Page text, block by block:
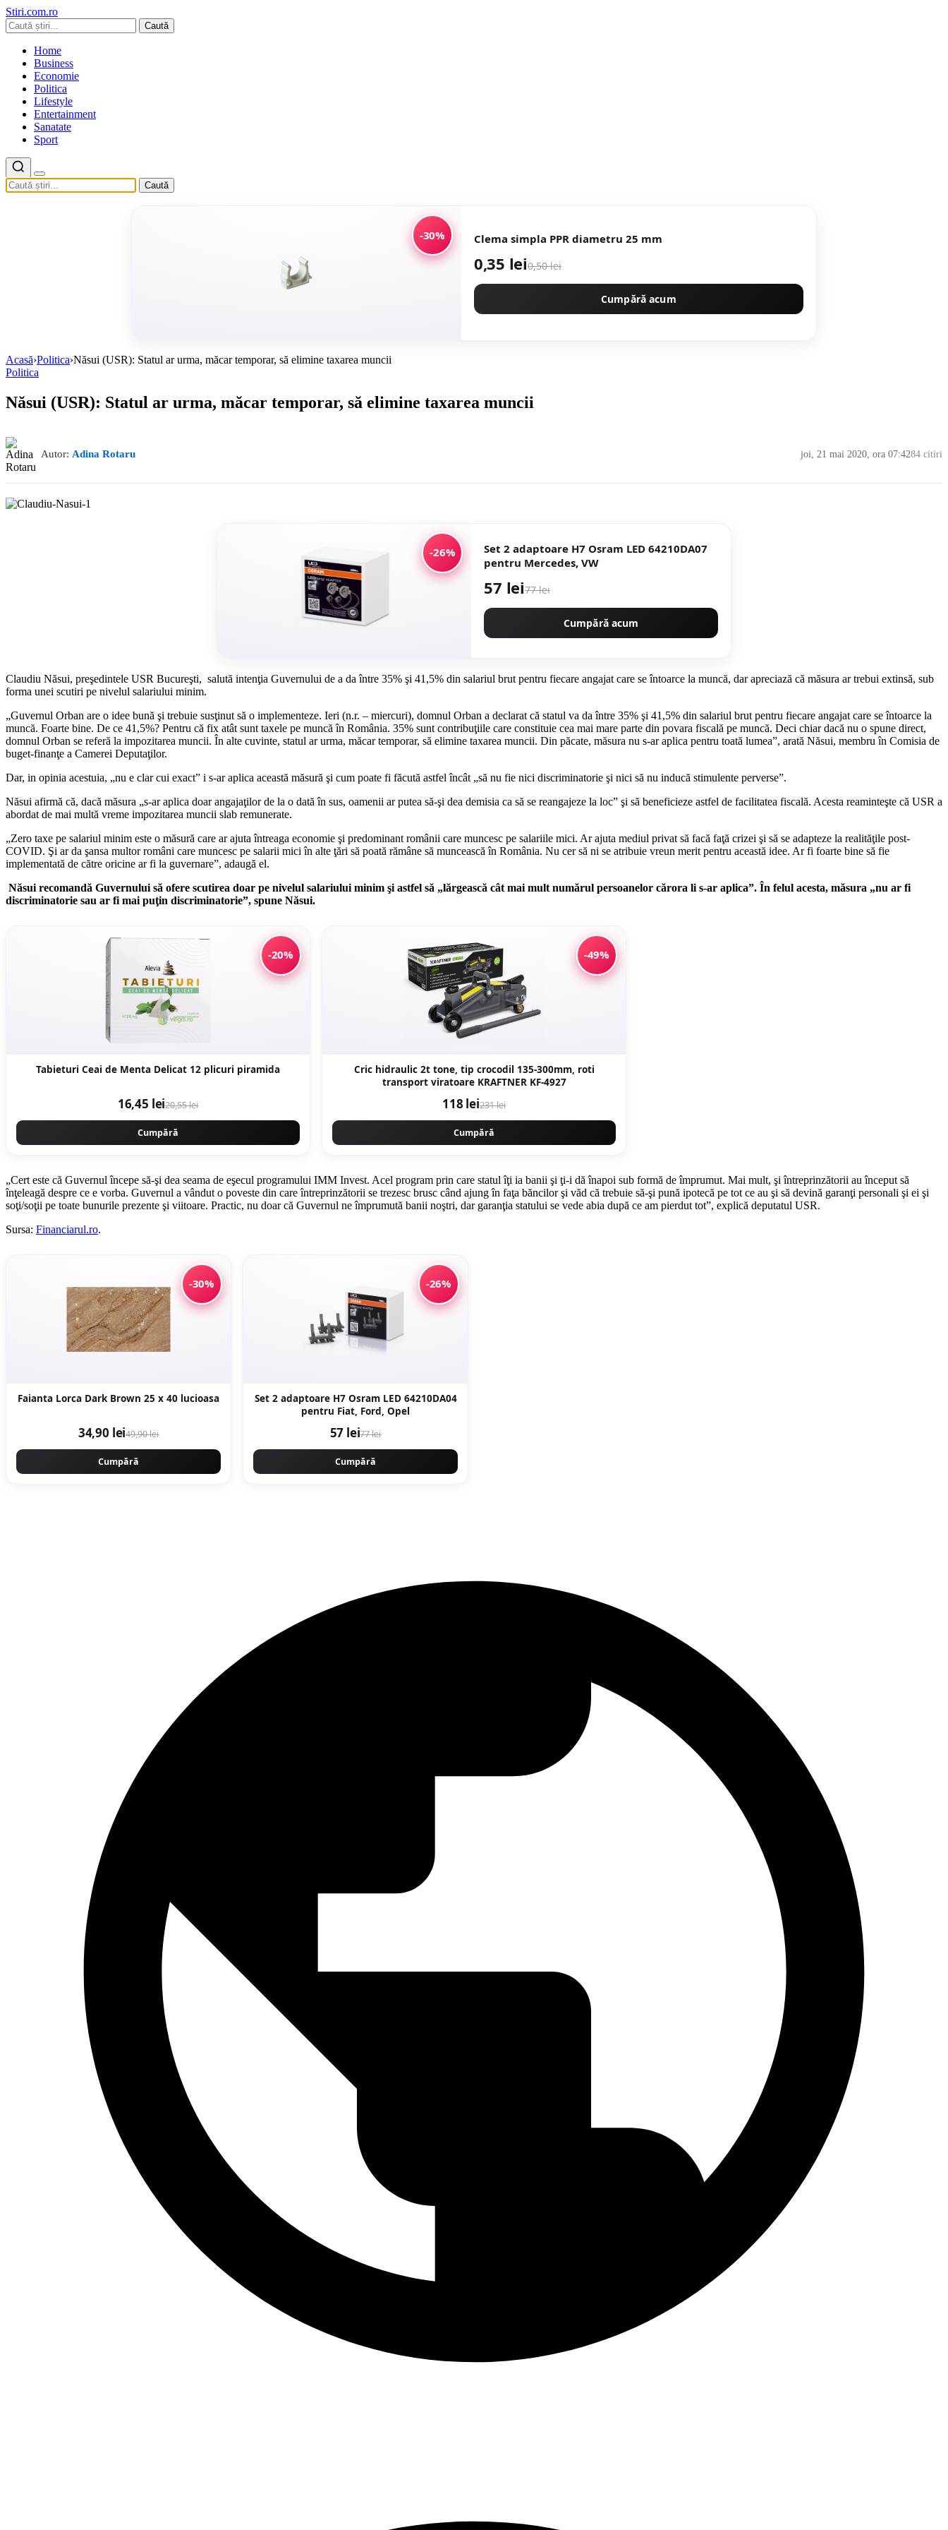
Stiri.com.ro
Caută
Home
Business
Economie
Politica
Lifestyle
Entertainment
Sanatate
Sport
Caută
-30% Clema simpla PPR diametru 25 mm
0,35 lei0,50 lei
Cumpără acum
Acasă›Politica›Năsui (USR): Statul ar urma, măcar temporar, să elimine taxarea muncii
Politica
Năsui (USR): Statul ar urma, măcar temporar, să elimine taxarea muncii
Autor: Adina Rotaru joi, 21 mai 2020, ora 07:4284 citiri
-26%
Set 2 adaptoare H7 Osram LED 64210DA07
pentru Mercedes, VW
57 lei77 lei
Cumpără acum
Claudiu Năsui, preşedintele USR Bucureşti, salută intenţia Guvernului de a da între 35% şi 41,5% din salariul brut pentru fiecare angajat care se întoarce la muncă, dar apreciază că măsura ar trebui extinsă, sub
forma unei scutiri pe nivelul salariului minim.
„Guvernul Orban are o idee bună şi trebuie susţinut să o implementeze. Ieri (n.r. – miercuri), domnul Orban a declarat că statul va da între 35% şi 41,5% din salariul brut pentru fiecare angajat care se întoarce la
muncă. Foarte bine. De ce 41,5%? Pentru că fix atât sunt taxele pe muncă în România. 35% sunt contribuţiile care constituie cea mai mare parte din povara fiscală pe muncă. Deci chiar dacă nu o spune direct,
domnul Orban se referă la impozitarea muncii. În alte cuvinte, statul ar urma, măcar temporar, să elimine taxarea muncii. Din păcate, măsura nu s-ar aplica pentru toată lumea”, arată Năsui, membru în Comisia de
buget-finanţe a Camerei Deputaţilor.
Dar, in opinia acestuia, „nu e clar cui exact” i s-ar aplica această măsură şi cum poate fi făcută astfel încât „să nu fie nici discriminatorie şi nici să nu inducă stimulente perverse”.
Năsui afirmă că, dacă măsura „s-ar aplica doar angajaţilor de la o dată în sus, oamenii ar putea să-şi dea demisia ca să se reangajeze la loc” şi să beneficieze astfel de facilitatea fiscală. Acesta reaminteşte că USR a
abordat de mai multă vreme impozitarea muncii slab remunerate.
„Zero taxe pe salariul minim este o măsură care ar ajuta întreaga economie şi predominant românii care muncesc pe salariile mici. Ar ajuta mediul privat să facă faţă crizei şi să se adapteze la realităţile post-
COVID. Şi ar da şansa multor români care muncesc pe salarii mici în alte ţări să poată rămâne să muncească în România. Nu cer să ni se atribuie vreun merit pentru această idee. Ar fi foarte bine să fie
implementată de către oricine ar fi la guvernare”, adaugă el.
Năsui recomandă Guvernului să ofere scutirea doar pe nivelul salariului minim şi astfel să „lărgească cât mai mult numărul persoanelor cărora li s-ar aplica”. În felul acesta, măsura „nu ar fi
discriminatorie sau ar fi mai puţin discriminatorie”, spune Năsui.
-20%
Tabieturi Ceai de Menta Delicat 12 plicuri piramida
16,45 lei20,55 lei
Cumpără
-49%
Cric hidraulic 2t tone, tip crocodil 135-300mm, roti
transport viratoare KRAFTNER KF-4927
118 lei231 lei
Cumpără
„Cert este că Guvernul începe să-şi dea seama de eşecul programului IMM Invest. Acel program prin care statul îţi ia banii şi ţi-i dă înapoi sub formă de împrumut. Mai mult, şi întreprinzătorii au început să
înţeleagă despre ce e vorba. Guvernul a vândut o poveste din care întreprinzătorii se trezesc brusc când ajung în faţa băncilor şi văd că trebuie să-şi pună ipotecă pe tot ce au şi să devină garanţi personali şi ei şi
soţi/soţii pe toate bunurile prezente şi viitoare. Practic, nu doar că Guvernul ne împrumută banii noştri, dar garanţia statului se vede abia după ce am pierdut tot”, explică deputatul USR.
Sursa: Financiarul.ro.
-30%
Faianta Lorca Dark Brown 25 x 40 lucioasa
34,90 lei49,90 lei
Cumpără
-26%
Set 2 adaptoare H7 Osram LED 64210DA04
pentru Fiat, Ford, Opel
57 lei77 lei
Cumpără